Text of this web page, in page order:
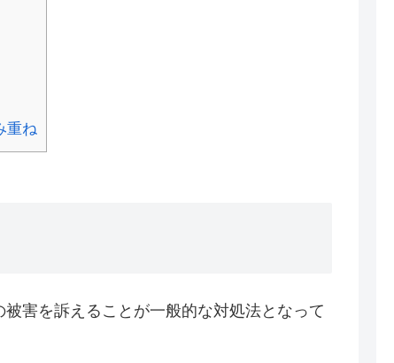
重ね
害を訴えることが一般的な対処法となって